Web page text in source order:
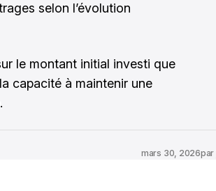
selon l’évolution
le montant initial investi que
capacité à maintenir une
mars 30, 2026par